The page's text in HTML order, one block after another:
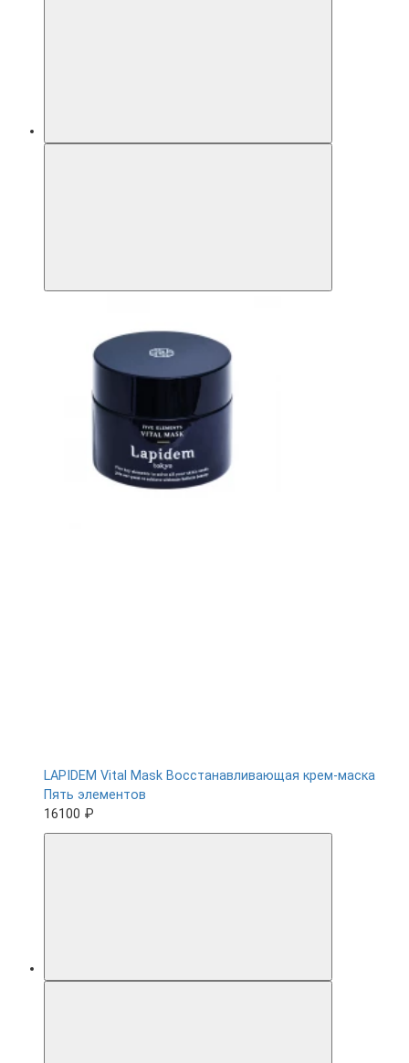
LAPIDEM Vital Mask Восстанавливающая крем-маска
Пять элементов
16100 ₽